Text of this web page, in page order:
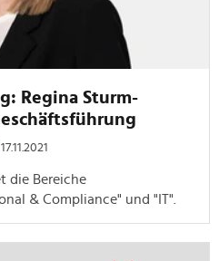
Regina Sturm-
die Bereiche
& Compliance" und "IT".